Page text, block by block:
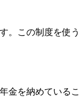
。この制度を使う
金を納めている